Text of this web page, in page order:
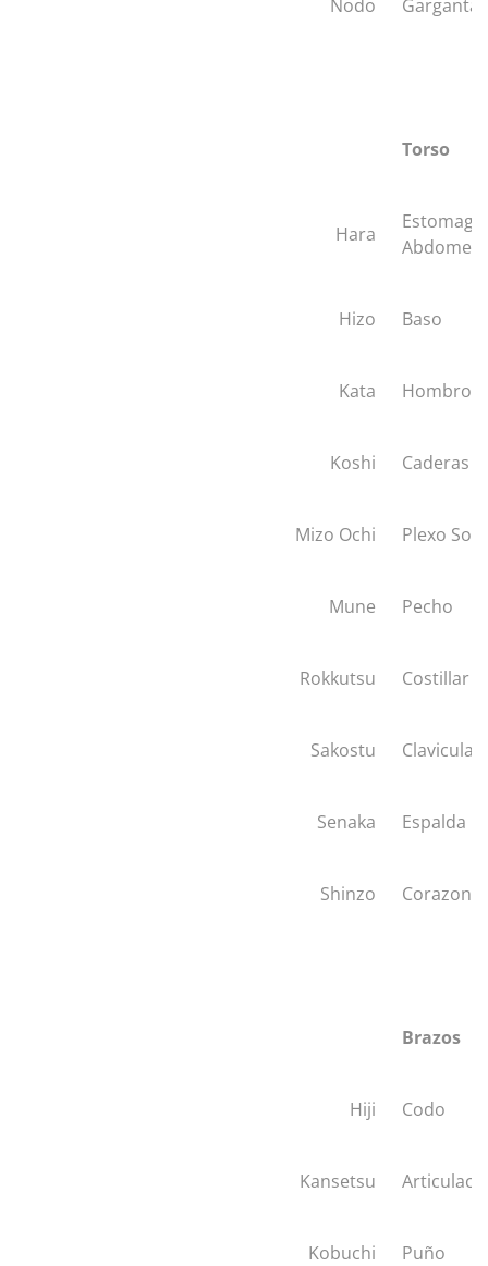
Nodo Garganta
Torso
Hara
Estomago,
Abdomen
Hizo Baso
Kata Hombro
Koshi Caderas
Mizo Ochi Plexo
Mune Pecho
Rokkutsu Costillar
Sakostu Clavicula
Senaka Espalda
Shinzo Corazon
Brazos
Hiji Codo
Kansetsu
Kobuchi Puño